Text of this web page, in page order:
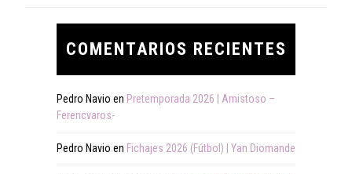
COMENTARIOS RECIENTES
Pedro Navio en Pretemporada 2026 | Amistoso –
Ferencvaros-
Pedro Navio en Fichajes 2026 (Fútbol) | Yan Diomande